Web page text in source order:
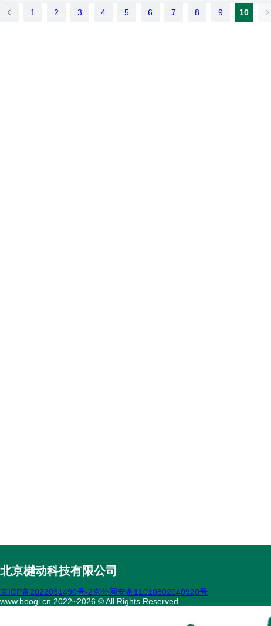
1 2 3 4 5 6 7 8 9 10
北京樾动科技有限公司
京ICP备2022031490号-2京公网安备11010802040920号
www.boogi.cn 2022~2026 © All Rights Reserved